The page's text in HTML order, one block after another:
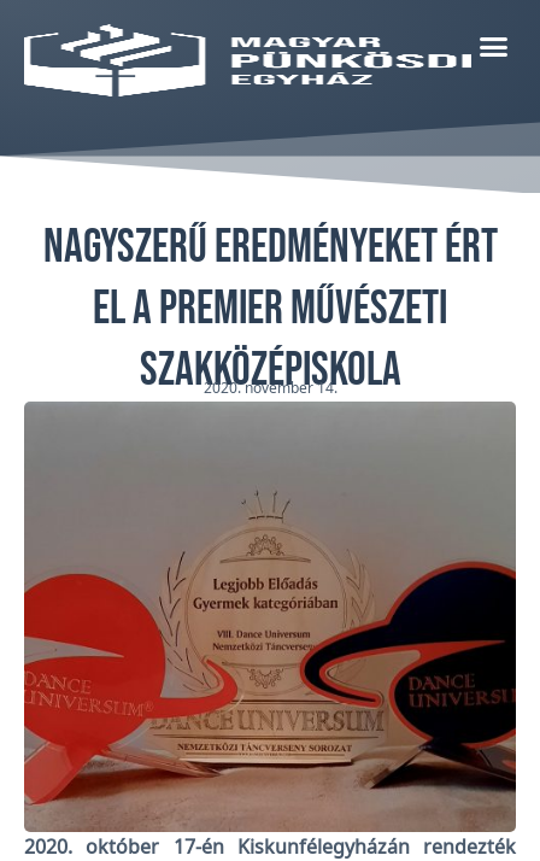
Nagyszerű eredményeket ért
el a Premier Művészeti
Szakközépiskola
2020. november 14.
2020. október 17-én Kiskunfélegyházán rendezték